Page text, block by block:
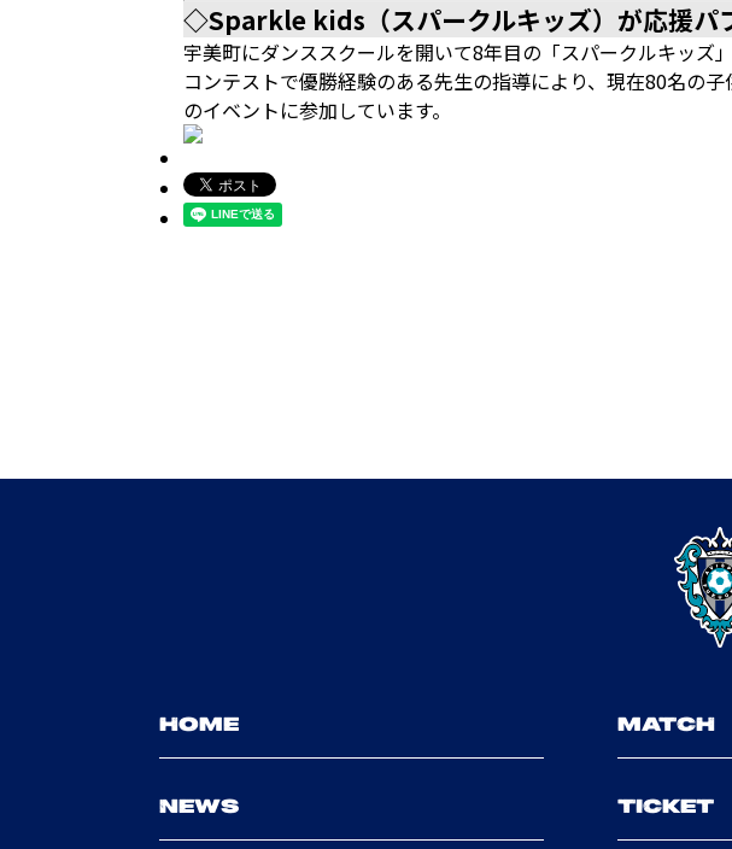
◇Sparkle kids（スパークルキッズ）が応援パ
宇美町にダンススクールを開いて8年目の「スパークルキッ
コンテストで優勝経験のある先生の指導により、現在80名の
のイベントに参加しています。
HOME MATCH
NEWS TICKET